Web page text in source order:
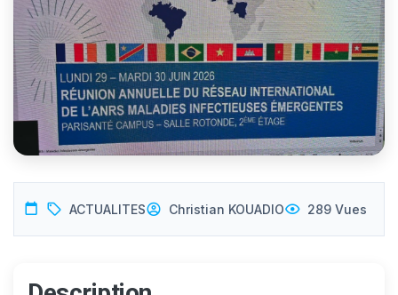
ACTUALITES Christian KOUADIO 289 Vues